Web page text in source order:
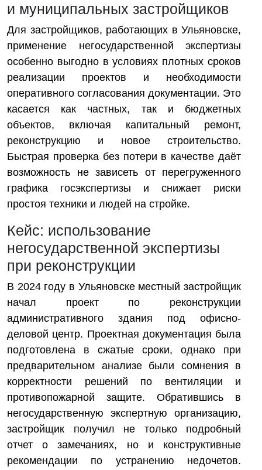
и муниципальных застройщиков
Для застройщиков, работающих в Ульяновске,
применение негосударственной экспертизы
особенно выгодно в условиях плотных сроков
реализации проектов и необходимости
оперативного согласования документации. Это
касается как частных, так и бюджетных
объектов, включая капитальный ремонт,
реконструкцию и новое строительство.
Быстрая проверка без потери в качестве даёт
возможность не зависеть от перегруженного
графика госэкспертизы и снижает риски
простоя техники и людей на стройке.
Кейс: использование
негосударственной экспертизы
при реконструкции
В 2024 году в Ульяновске местный застройщик
начал проект по реконструкции
административного здания под офисно-
деловой центр. Проектная документация была
подготовлена в сжатые сроки, однако при
предварительном анализе были сомнения в
корректности решений по вентиляции и
противопожарной защите. Обратившись в
негосударственную экспертную организацию,
застройщик получил не только подробный
отчет о замечаниях, но и конструктивные
рекомендации по устранению недочетов.